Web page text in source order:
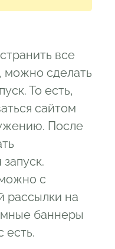
все
можно сделать
То есть,
сайтом
После
с
рассылки на
баннеры
есть.